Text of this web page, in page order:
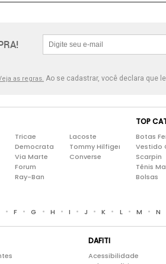
as regras. Ao se cadastrar, você declara que
Tricae
Democrata
Via Marte
Forum
Ray-Ban
Lacoste
Tommy Hilfiger
Converse
TOP
Botas
Vestido
Scarpin
Tênis
Bolsas
• F • G • H • I • J • K • L • M • N
DAFITI
Acessibilidade